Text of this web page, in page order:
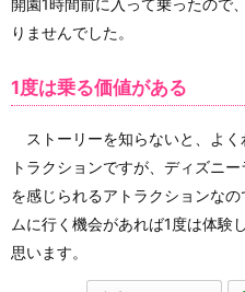
開園1時間前に入って乗ったので
りませんでした。
1度は乗る価値がある
ストーリーを知らないと、よく
トラクションですが、ディズニ
を感じられるアトラクションなの
ムに行く機会があれば1度は体験
思います。